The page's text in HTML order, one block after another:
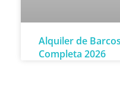
Alquiler de
Completa 2026